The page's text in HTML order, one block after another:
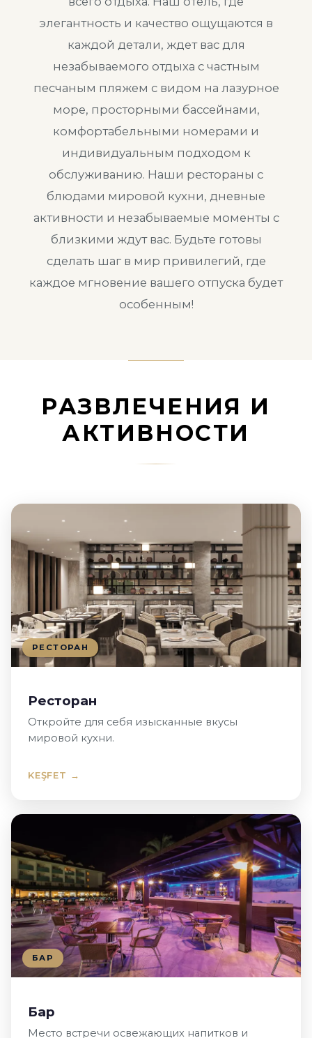
элегантность и качество ощущаются в
каждой детали, ждет вас для
незабываемого отдыха с частным
песчаным пляжем с видом на лазурное
море, просторными бассейнами,
комфортабельными номерами и
индивидуальным подходом к
обслуживанию. Наши рестораны с
блюдами мировой кухни, дневные
активности и незабываемые моменты с
близкими ждут вас. Будьте готовы
сделать шаг в мир привилегий, где
каждое мгновение вашего отпуска будет
особенным!
РАЗВЛЕЧЕНИЯ И
АКТИВНОСТИ
РЕСТОРАН
Ресторан
Откройте для себя изысканные вкусы
мировой кухни.
KEŞFET →
БАР
Бар
Место встречи освежающих напитков и